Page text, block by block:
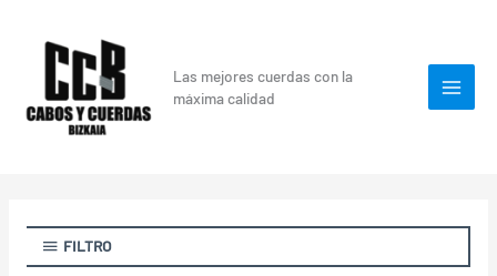
Las mejores cuerdas con la
máxima calidad
FILTRO